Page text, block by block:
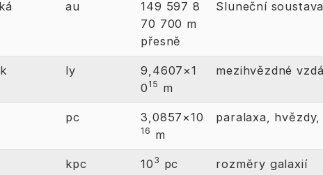
au
149 597 8
70 700 m
přesně
Sluneční soustava
ly
9,4607×1
0 15 m
mezihvězdné
pc 3,0857×10
16 m
paralaxa, hvězdy,
kpc 10 3 pc rozměry galaxií